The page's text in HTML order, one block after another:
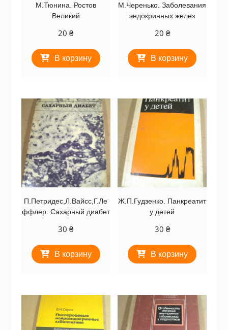
М.Тюнина. Ростов
Великий
20₴
В корзину
М.Черенько. Заболевания
эндокринных желез
20 ₴
В корзину
П.Петридес,Л.Вайсс,Г.Ле
ффлер. Сахарный диабет
30₴
В корзину
Ж.П.Гудзенко. Панкреатит
у детей
30 ₴
В корзину